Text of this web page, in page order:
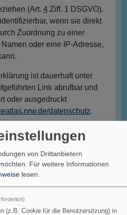
(Art. 4 Ziff. 1 DSGVO).
wenn sie direkt
Zuordnung zu einer
oder eine IP-Adresse,
ist dauerhaft unter
Link abrufbar und
oder ausgedruckt
datenschutz.
von Drittanbietern
Für weitere Informationen
lesen.
(z.B. Cookie für die Benutzersitzung) in